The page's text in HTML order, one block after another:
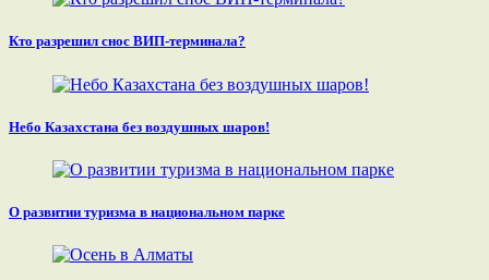
Кто разрешил снос ВИП-терминала?
Небо Казахстана без воздушных шаров!
О развитии туризма в национальном парке